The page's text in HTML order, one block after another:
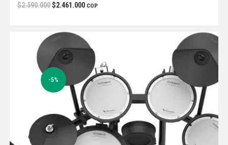
$2.590.000 $2.461.000 COP
-5%